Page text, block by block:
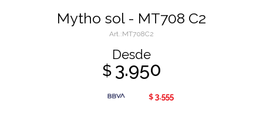
Mytho sol - MT708 C2
MT708C2
Desde
$ 3.950
$ 3.555